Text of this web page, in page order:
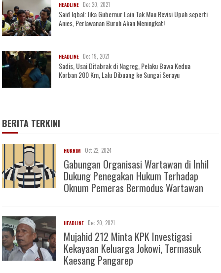
HEADLINE Dec 20, 2021
Said Iqbal: Jika Gubernur Lain Tak Mau Revisi Upah seperti
Anies, Perlawanan Buruh Akan Meningkat!
HEADLINE Dec 19, 2021
Sadis, Usai Ditabrak di Nagreg, Pelaku Bawa Kedua
Korban 200 Km, Lalu Dibuang ke Sungai Serayu
BERITA TERKINI
HUKRIM Oct 22, 2024
Gabungan Organisasi Wartawan di Inhil
Dukung Penegakan Hukum Terhadap
Oknum Pemeras Bermodus Wartawan
HEADLINE Dec 20, 2021
Mujahid 212 Minta KPK Investigasi
Kekayaan Keluarga Jokowi, Termasuk
Kaesang Pangarep